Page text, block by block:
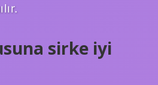
sirke iyi